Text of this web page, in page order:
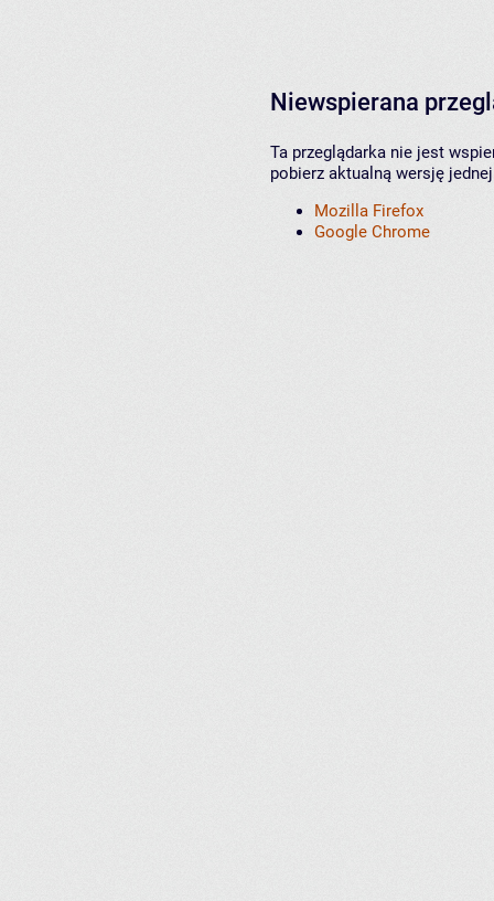
Niewspierana
Ta przeglądarka nie jest
pobierz aktualną wersję
Mozilla Firefox
Google Chrome